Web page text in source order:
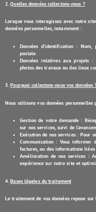
2.Quelles données collectons-nous ?
Lorsque vous interagissez avec notre
données personnelles, notamment :
Données d’identification : Nom,
postale.
Données relatives aux projets :
photos des travaux ou des lieux
3.Pourquoi collectons-nous vos données
Nous utilisons vos données
Gestion de votre demande :
sur nos services, suivi de
Exécution de nos services: Pour
Communication : Vous informer
factures, ou des informations liées
Amélioration de nos services :
expérience sur notre site et
4.Bases légales du traitement
Le traitement de vos données repose